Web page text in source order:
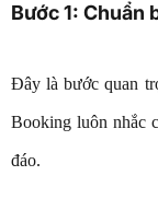
Bước 1: Chuẩn
Đây là bước quan
Booking luôn nhắc
đáo.